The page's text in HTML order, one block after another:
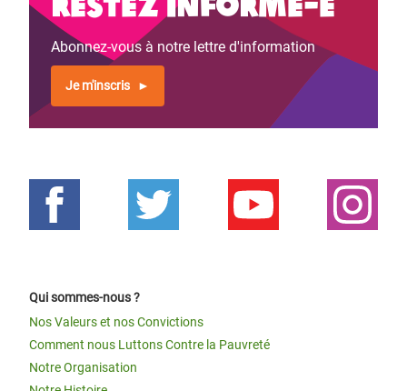
Abonnez-vous à notre lettre d'information
Je m'inscris
Qui sommes-nous ?
Nos Valeurs et nos Convictions
Comment nous Luttons Contre la Pauvreté
Notre Organisation